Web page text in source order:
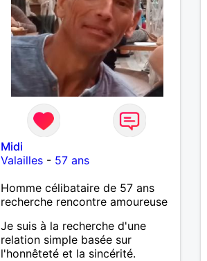
Midi
Valailles- 57 ans
Homme célibataire de 57 ans
recherche rencontre amoureuse
Je suis à la recherche d'une
relation simple basée sur
l'honnêteté et la sincérité.